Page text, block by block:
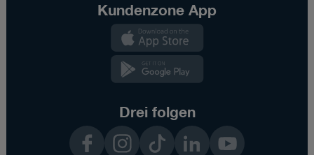
Kundenzone App
Drei folgen
InstagramTikTok LinkedIn YouTube